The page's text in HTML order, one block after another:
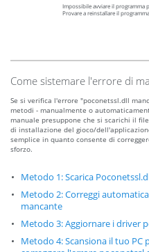
Impossibile avviare il programma
Provare a reinstallare il
Come sistemare l'errore di
Se si verifica l'errore "poconetssl.dll
metodi - manualmente o
manuale presuppone che si scarichi il
di installazione del gioco/
semplice in quanto consente di
sforzo.
Metodo 1: Scarica
Metodo 2: Correggi
mancante
Metodo 3: Aggiornare i driver
Metodo 4: Scansiona il tuo